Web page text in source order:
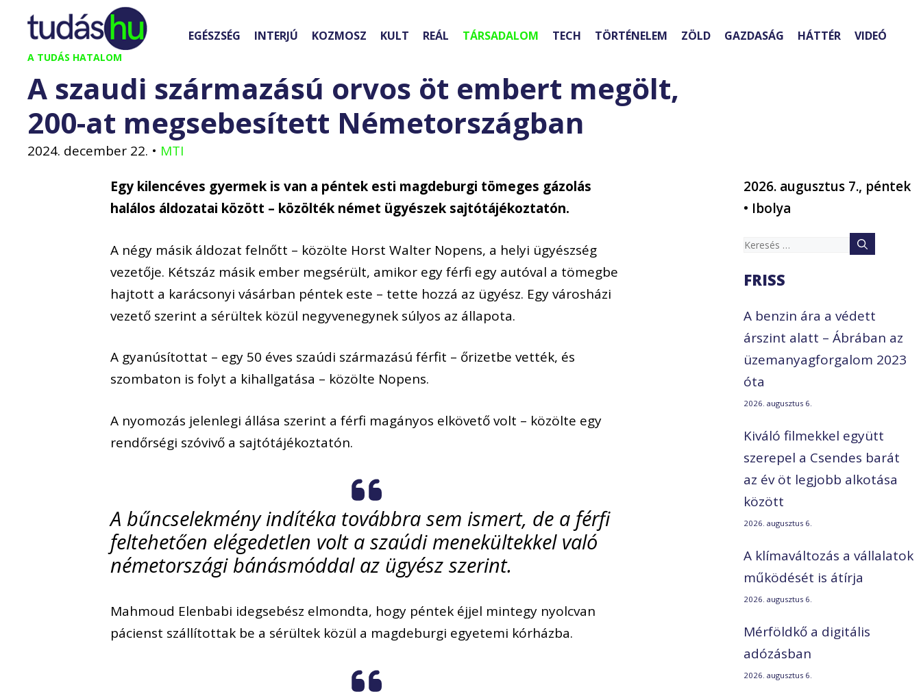
Kilépés
tartalomba
A TUDÁS HATALOM
EGÉSZSÉG INTERJÚ KOZMOSZ KULT REÁL TÁRSADALOM TECH TÖRTÉNELEM ZÖLD GAZDASÁG HÁTTÉR VIDEÓ
A szaudi származású orvos öt embert megölt,
200-at megsebesített Németországban
2024. december 22. • MTI
Egy kilencéves gyermek is van a péntek esti magdeburgi tömeges gázolás
halálos áldozatai között – közölték német ügyészek sajtótájékoztatón.
A négy másik áldozat felnőtt – közölte Horst Walter Nopens, a helyi ügyészség
vezetője. Kétszáz másik ember megsérült, amikor egy férfi egy autóval a tömegbe
hajtott a karácsonyi vásárban péntek este – tette hozzá az ügyész. Egy városházi
vezető szerint a sérültek közül negyvenegynek súlyos az állapota.
A gyanúsítottat – egy 50 éves szaúdi származású férfit – őrizetbe vették, és
szombaton is folyt a kihallgatása – közölte Nopens.
A nyomozás jelenlegi állása szerint a férfi magányos elkövető volt – közölte egy
rendőrségi szóvivő a sajtótájékoztatón.
A bűncselekmény indítéka továbbra sem ismert, de a férfi
feltehetően elégedetlen volt a szaúdi menekültekkel való
németországi bánásmóddal az ügyész szerint.
Mahmoud Elenbabi idegsebész elmondta, hogy péntek éjjel mintegy nyolcvan
pácienst szállítottak be a sérültek közül a magdeburgi egyetemi kórházba.
2026. augusztus 7., péntek
• Ibolya
Keresés:
FRISS
A benzin ára a védett
árszint alatt – Ábrában az
üzemanyagforgalom 2023
óta
2026. augusztus 6.
Kiváló filmekkel együtt
szerepel a Csendes barát
az év öt legjobb alkotása
között
2026. augusztus 6.
A klímaváltozás a vállalatok
működését is átírja
2026. augusztus 6.
Mérföldkő a digitális
adózásban
2026. augusztus 6.